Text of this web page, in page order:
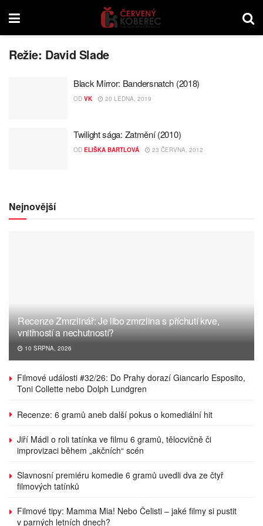
Režie: David Slade
Black Mirror: Bandersnatch (2018)
OD VK 20 LEDNA, 2019
Twilight sága: Zatmění (2010)
OD ELIŠKA BARTLOVÁ 23 ČERVNA, 2012
Nejnovější
Recenze Zmrzlinář: Je libo zmrzlina s příchutí krve,
vnitřností a nechutností?
10 SRPNA, 2026
Filmové události #32/26: Do Prahy dorazí Giancarlo Esposito,
Toni Collette nebo Dolph Lundgren
Recenze: 6 gramů aneb další pokus o komediální hit
Jiří Mádl o roli tatínka ve filmu 6 gramů, tělocvičně či
improvizaci během „akčních“ scén
Slavnosní premiéru komedie 6 gramů uvedli dva ze čtyř
filmových tatínků
Filmové tipy: Mamma Mia! Nebo Čelisti – jaké filmy si pustit
v parných letních dnech?